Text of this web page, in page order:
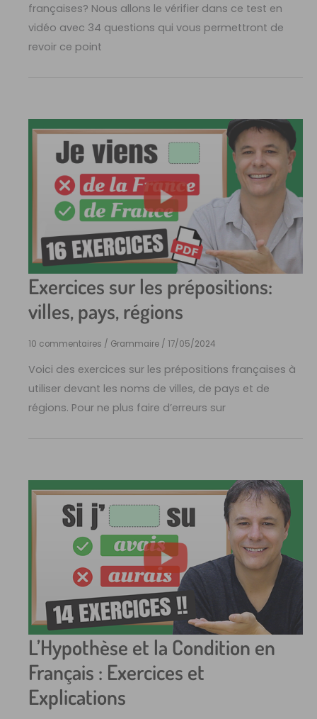
françaises? Nous allons le vérifier dans ce test en
vidéo avec 34 questions qui vous permettront de
revoir ce point
Exercices sur les prépositions:
villes, pays, régions
10 commentaires / Grammaire / 17/05/2024
Voici des exercices sur les prépositions françaises à
utiliser devant les noms de villes, de pays et de
régions. Pour ne plus faire d’erreurs sur
L’Hypothèse et la Condition en
Français : Exercices et
Explications